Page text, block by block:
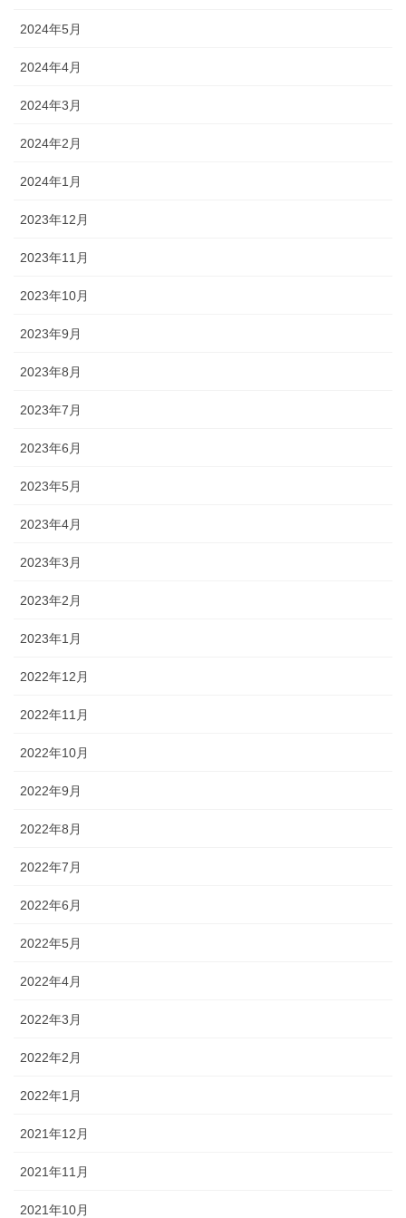
2024年5月
2024年4月
2024年3月
2024年2月
2024年1月
2023年12月
2023年11月
2023年10月
2023年9月
2023年8月
2023年7月
2023年6月
2023年5月
2023年4月
2023年3月
2023年2月
2023年1月
2022年12月
2022年11月
2022年10月
2022年9月
2022年8月
2022年7月
2022年6月
2022年5月
2022年4月
2022年3月
2022年2月
2022年1月
2021年12月
2021年11月
2021年10月